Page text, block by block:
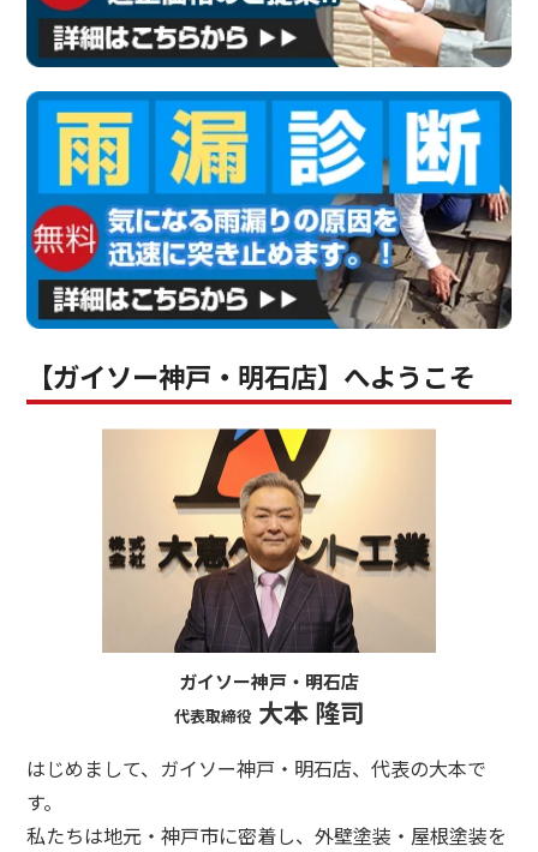
【ガイソー神戸・明石店】へようこそ
ガイソー神戸・明石店
代表取締役大本 隆司
はじめまして、ガイソー神戸・明石店、代表の大本で
す。
私たちは地元・神戸市に密着し、外壁塗装・屋根塗装を